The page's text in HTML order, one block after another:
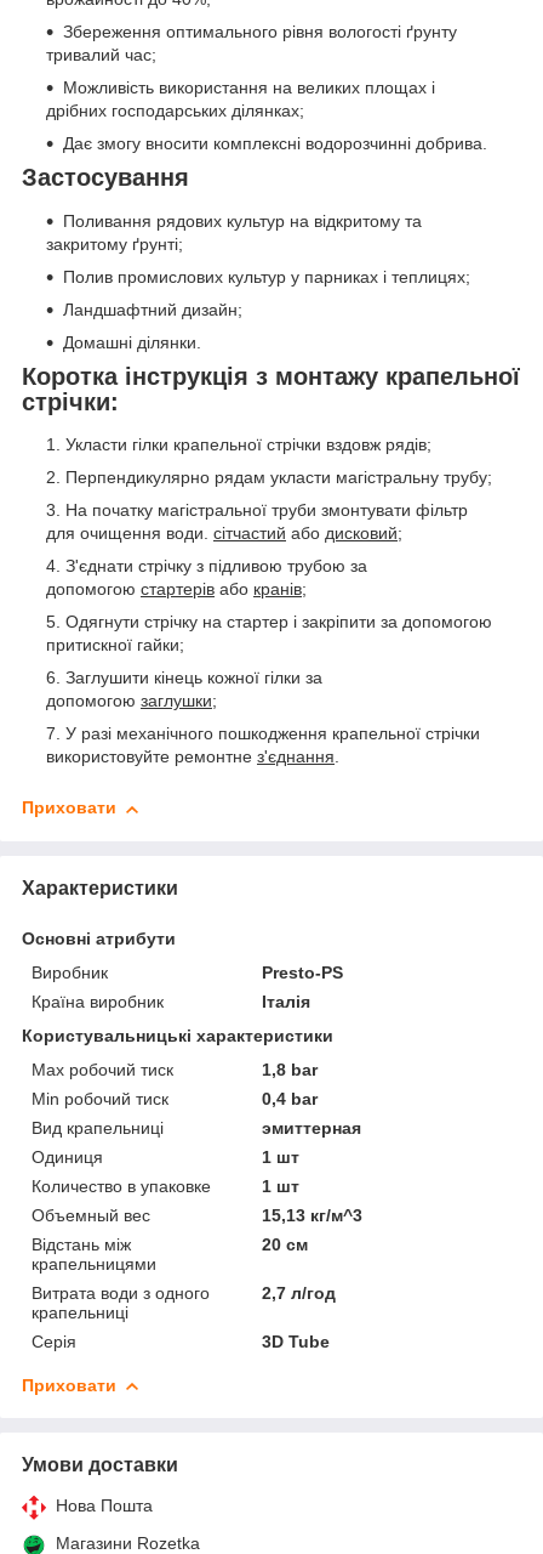
Збереження оптимального рівня вологості ґрунту
тривалий час;
Можливість використання на великих площах і
дрібних господарських ділянках;
Дає змогу вносити комплексні водорозчинні добрива.
Застосування
Поливання рядових культур на відкритому та
закритому ґрунті;
Полив промислових культур у парниках і теплицях;
Ландшафтний дизайн;
Домашні ділянки.
Коротка інструкція з монтажу крапельної
стрічки:
Укласти гілки крапельної стрічки вздовж рядів;
Перпендикулярно рядам укласти магістральну трубу;
На початку магістральної труби змонтувати фільтр
для очищення води. сітчастий або дисковий;
З'єднати стрічку з підливою трубою за
допомогою стартерів або кранів;
Одягнути стрічку на стартер і закріпити за допомогою
притискної гайки;
Заглушити кінець кожної гілки за
допомогою заглушки;
У разі механічного пошкодження крапельної стрічки
використовуйте ремонтне з'єднання.
Приховати
Характеристики
Основні атрибути
Виробник
Presto-PS
Країна виробник
Італія
Користувальницькі характеристики
Max робочий тиск
1,8 bar
Min робочий тиск
0,4 bar
Вид крапельниці
эмиттерная
Одиниця
1 шт
Количество в упаковке
1 шт
Объемный вес
15,13 кг/м^3
Відстань між
крапельницями
20 см
Витрата води з одного
крапельниці
2,7 л/год
Серія 3D Tube
Приховати
Умови доставки
Нова Пошта
Магазини Rozetka